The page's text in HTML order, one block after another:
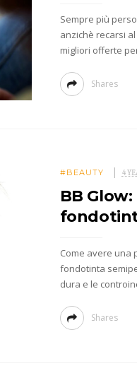
Sempre più
anzichè recarsi
migliori offerte
Shares
#BEAUTY 4
BB
Come avere una
fondotinta
dura e le
Shares